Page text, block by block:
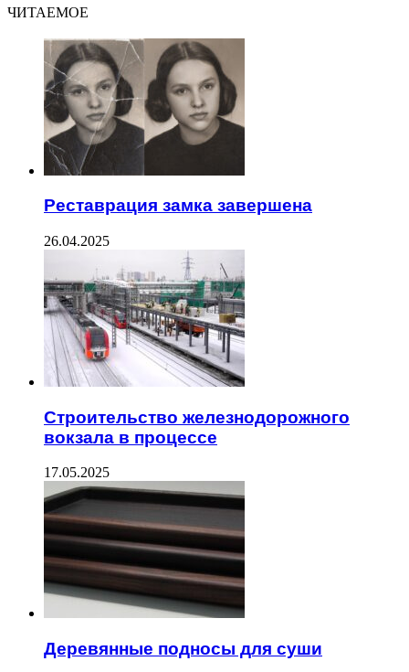
ЧИТАЕМОЕ
Реставрация замка завершена
26.04.2025
Строительство железнодорожного
вокзала в процессе
17.05.2025
Деревянные подносы для суши